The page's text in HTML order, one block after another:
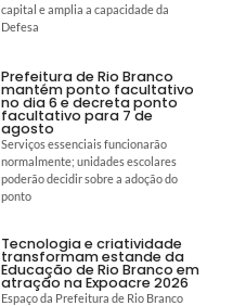
capital e amplia a capacidade da
Defesa
Prefeitura de Rio Branco
mantém ponto facultativo
no dia 6 e decreta ponto
facultativo para 7 de
agosto
Serviços essenciais funcionarão
normalmente; unidades escolares
poderão decidir sobre a adoção do
ponto
Tecnologia e criatividade
transformam estande da
Educação de Rio Branco em
atração na Expoacre 2026
Espaço da Prefeitura de Rio Branco